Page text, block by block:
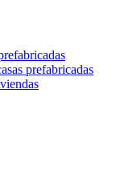
prefabricadas